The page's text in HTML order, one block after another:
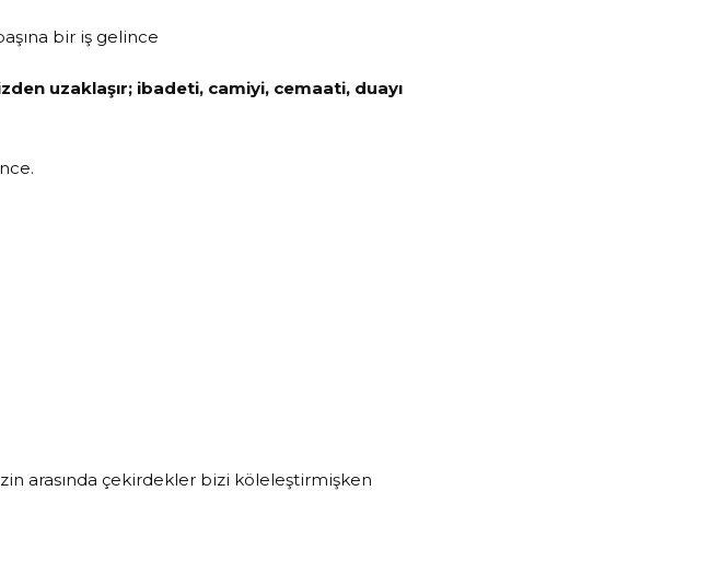
bir iş gelince
uzaklaşır; ibadeti, camiyi, cemaati, duayı
arasında çekirdekler bizi köleleştirmişken